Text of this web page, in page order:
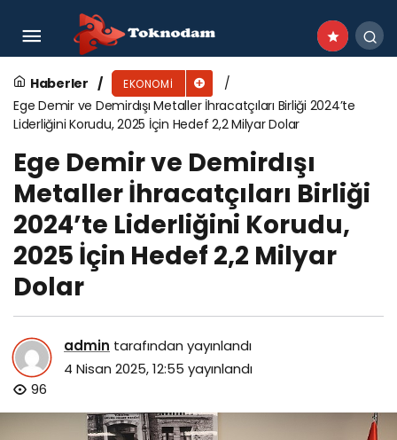
Haberler EKONOMI
Ege Demir ve Demirdışı Metaller İhracatçıları Birliği 2024’te
Liderliğini Korudu, 2025 İçin Hedef 2,2 Milyar Dolar
Ege Demir ve Demirdışı
Metaller İhracatçıları Birliği
2024’te Liderliğini Korudu,
2025 İçin Hedef 2,2 Milyar
Dolar
admin tarafından yayınlandı
4 Nisan 2025, 12:55 yayınlandı
96
Kimya Sektöründen Mart’ta 2,7 Milyar Dolar
İhracat